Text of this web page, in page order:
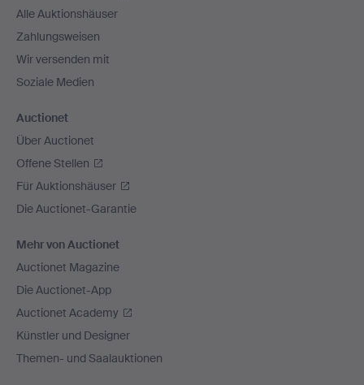
Alle Auktionshäuser
Zahlungsweisen
Wir versenden mit
Soziale Medien
Auctionet
Über Auctionet
Offene Stellen
Für Auktionshäuser
Die Auctionet-Garantie
Mehr von Auctionet
Auctionet Magazine
Die Auctionet-App
Auctionet Academy
Künstler und Designer
Themen- und Saalauktionen